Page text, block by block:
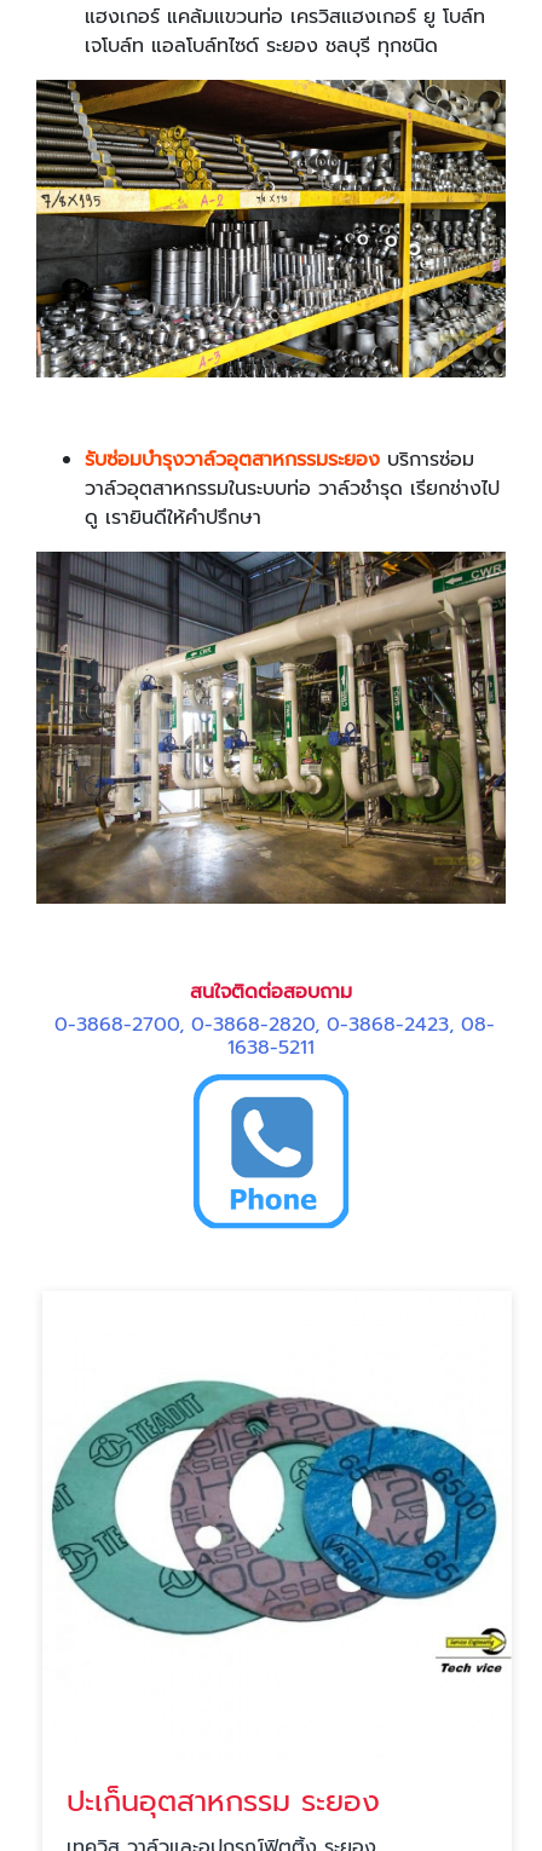
แฮงเกอร์ แคล้มแขวนท่อ เครวิสแฮงเกอร์ ยู โบล์ท
เจโบล์ท แอลโบล์ทไซด์ ระยอง ชลบุรี ทุกชนิด
รับซ่อมบำรุงวาล์วอุตสาหกรรมระยอง บริการซ่อม
วาล์วอุตสาหกรรมในระบบท่อ วาล์วชำรุด เรียกช่างไป
ดู เรายินดีให้คำปรึกษา ​
สนใจติดต่อสอบถาม
0-3868-2700, 0-3868-2820, 0-3868-2423, 08-
1638-5211
ปะเก็นอุตสาหกรรม ระยอง